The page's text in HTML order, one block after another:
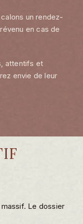
un rendez-
en cas de
attentifs et
envie de leur
Le dossier